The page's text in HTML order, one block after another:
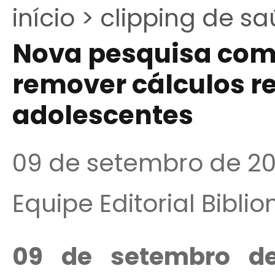
início > clipping de
Nova pesquisa
remover cálculos
adolescentes
09 de setembro de
Equipe Editorial
09 de setembro